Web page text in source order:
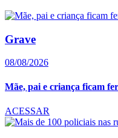
Grave
08/08/2026
Mãe, pai e criança ficam
ACESSAR